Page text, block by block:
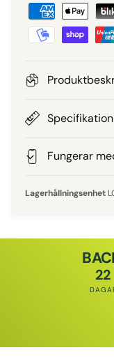
i
e
p
i
s
e
l
g
m
Fungerar
22